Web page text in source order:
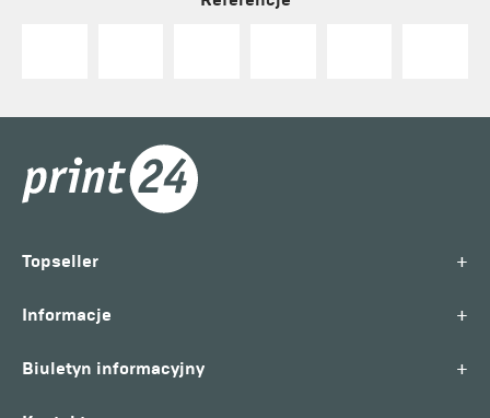
Topseller +
Informacje +
Biuletyn informacyjny +